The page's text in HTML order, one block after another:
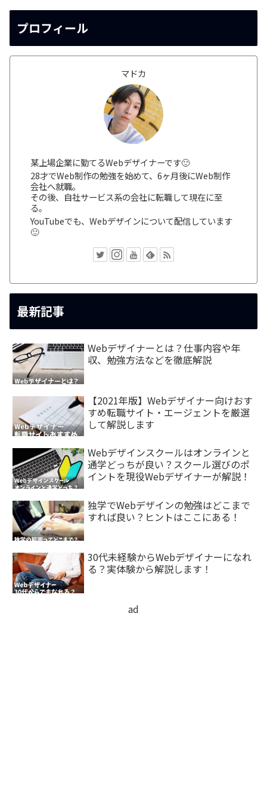
プロフィール
マドカ
某上場企業に勤てるWebデザイナーです🙂
28才でWeb制作の勉強を始めて、6ヶ月後にWeb制作
会社へ就職。
その後、自社サービス系の会社に転職して現在に至
る。
YouTubeでも、Webデザインについて配信しています
🙂
最新記事
Webデザイナーとは？仕事内容や年
収、勉強方法などを徹底解説
【2021年版】Webデザイナー向けおす
すめ転職サイト・エージェントを厳選
して解説します
Webデザインスクールはオンラインと
通学どっちが良い？スクール選びのポ
イントを現役Webデザイナーが解説！
独学でWebデザインの勉強はどこまで
すれば良い？ヒントはここにある！
30代未経験からWebデザイナーになれ
る？実体験から解説します！
ad